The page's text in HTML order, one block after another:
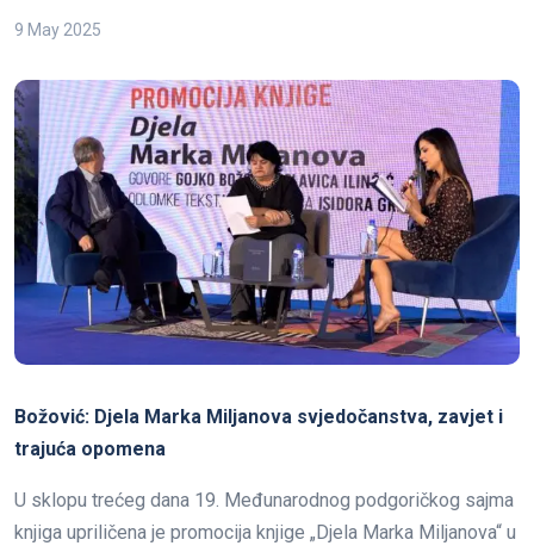
9 May 2025
Božović: Djela Marka Miljanova svjedočanstva, zavjet i
trajuća opomena
U sklopu trećeg dana 19. Međunarodnog podgoričkog sajma
knjiga upriličena je promocija knjige „Djela Marka Miljanova“ u